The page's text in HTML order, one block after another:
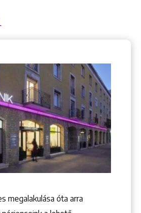
megalakulása óta arra